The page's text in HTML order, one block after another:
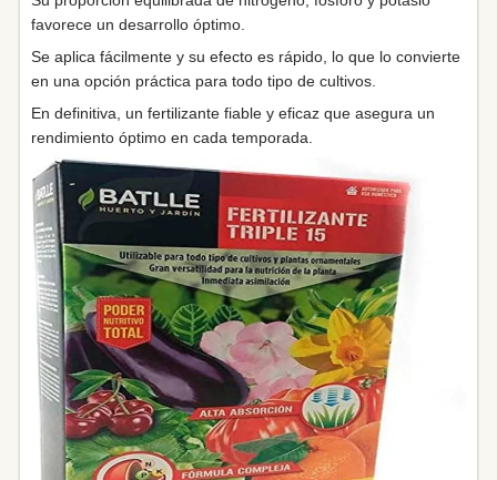
favorece un desarrollo óptimo.
Se aplica fácilmente y su efecto es rápido, lo que lo convierte
en una opción práctica para todo tipo de cultivos.
En definitiva, un fertilizante fiable y eficaz que asegura un
rendimiento óptimo en cada temporada.